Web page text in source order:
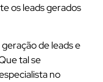
os leads gerados
de leads e
tal se
no